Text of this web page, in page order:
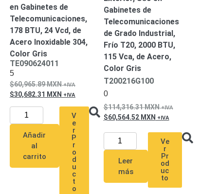
en Gabinetes de
Telecomunicaciones,
178 BTU, 24 Vcd, de
Acero Inoxidable 304,
Color Gris
TE090624011
5
60,965.89MXN
30,682.31 MXN
Añadir
al
carrito
V
e
r
P
r
o
d
u
c
t
o
Gabinetes de
Telecomunicaciones
de Grado Industrial,
Frío T20, 2000 BTU,
115 Vca, de Acero,
Color Gris
T200216G100
0
114,316.31MXN
60,564.52 MXN
Leer
más
Ve
r
Pr
od
uc
to